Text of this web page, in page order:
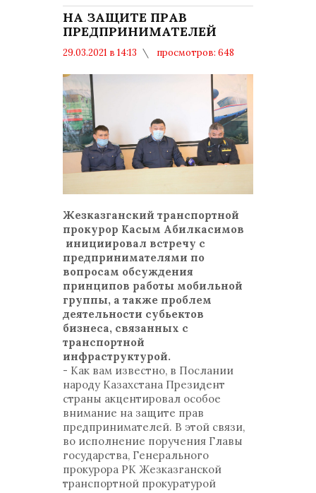
НА ЗАЩИТЕ ПРАВ
ПРЕДПРИНИМАТЕЛЕЙ
29.03.2021 в 14:13
просмотров: 648
Жезказганский транспортной
прокурор Касым Абилкасимов
инициировал встречу с
предпринимателями по
вопросам обсуждения
принципов работы мобильной
группы, а также проблем
деятельности субьектов
бизнеса, связанных с
транспортной
инфраструктурой.
- Как вам известно, в Послании
народу Казахстана Президент
страны акцентировал особое
внимание на защите прав
предпринимателей. В этой связи,
во исполнение поручения Главы
государства, Генерального
прокурора РК Жезказганской
транспортной прокуратурой